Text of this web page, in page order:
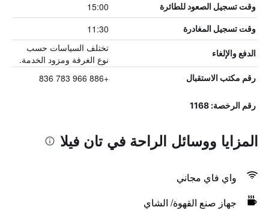
وقت تسجيل الصعود للطائرة 15:00
وقت تسجيل المغادرة 11:30
الدفع والإلغاء
تختلف السياسات حسب
نوع الغرفة ومزود الخدمة.
رقم مكتب الاستقبال +886 966 783 836
رقم الرخصة: 1168
المزايا ووسائل الراحة في تان فيلا
واي فاي مجاني
جهاز صنع القهوة/ الشاي